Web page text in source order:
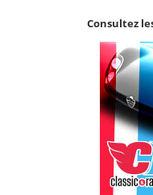
Consultez